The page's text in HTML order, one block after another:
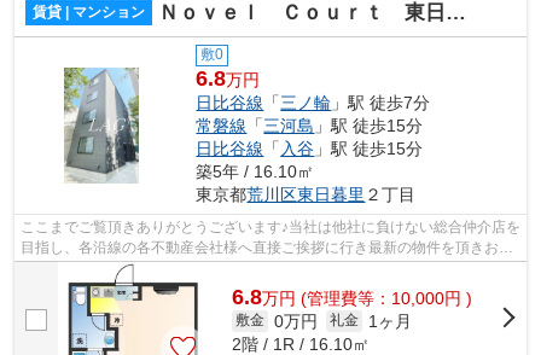
賃貸 | マンション Ｎｏｖｅｌ Ｃｏｕｒｔ 東日暮里
敷0
6.8万円
日比谷線 「三ノ輪 」駅 徒歩7分
常磐線 「三河島 」駅 徒歩15分
日比谷線 「 入谷 」駅 徒歩15分
築5年 / 16.10㎡
東京都荒川区東日暮里 ２丁目
ここまでご覧頂きありがとうございます♪当社は他社に負けない総合仲介店を
目指し、各沿線の各不動産会社様へ直接ご挨拶に行き最新の物件を頂きお客
様へ提供しております！最新の情報は...
6.8万円 (管理費等：10,000円 )
敷金 0万円 礼金
1ヶ月
2階 / 1R / 16.10㎡